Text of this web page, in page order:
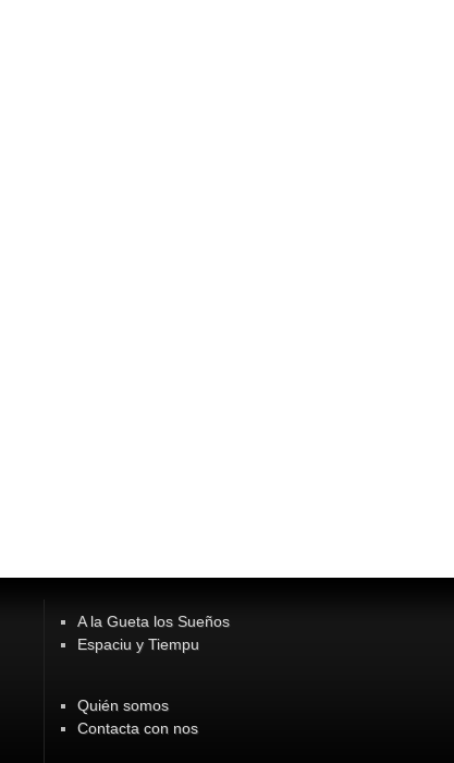
A la Gueta los Sueños
Espaciu y Tiempu
Quién somos
Contacta con nos